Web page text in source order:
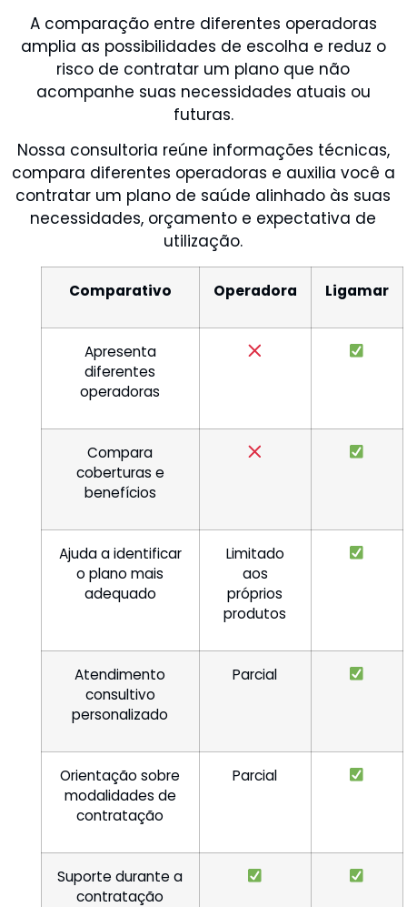
A comparação entre diferentes operadoras
amplia as possibilidades de escolha e reduz o
risco de contratar um plano que não
acompanhe suas necessidades atuais ou
futuras.
Nossa consultoria reúne informações técnicas,
compara diferentes operadoras e auxilia você a
contratar um plano de saúde alinhado às suas
necessidades, orçamento e expectativa de
utilização.
Comparativo Operadora Ligamar
Apresenta
diferentes
operadoras
Compara
coberturas e
benefícios
Ajuda a identificar
o plano mais
adequado
Limitado
aos
próprios
produtos
Atendimento
consultivo
personalizado
Parcial
Orientação sobre
modalidades de
contratação
Parcial
Suporte durante a
contratação